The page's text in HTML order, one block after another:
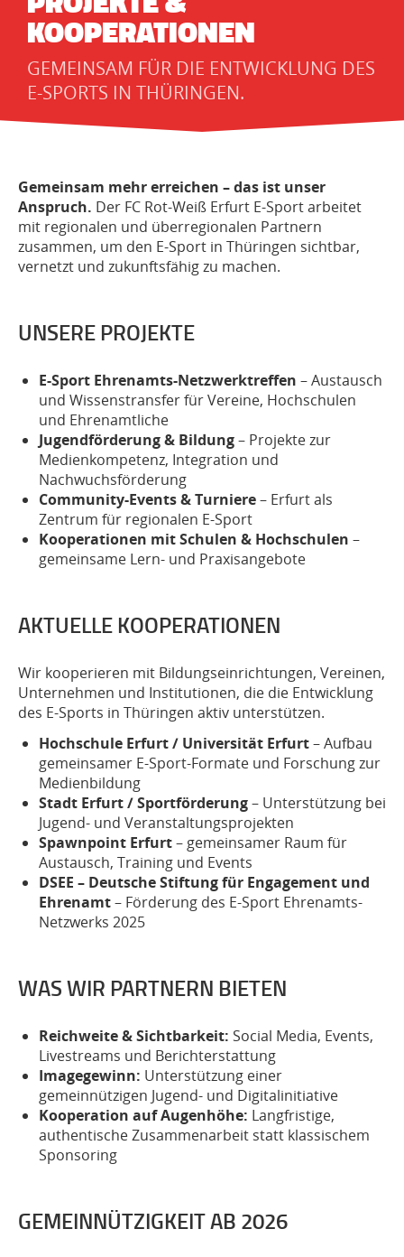
KOOPERATIONEN
GEMEINSAM FÜR DIE ENTWICKLUNG DES
E-SPORTS IN THÜRINGEN.
Gemeinsam mehr erreichen – das ist unser
Anspruch. Der FC Rot-Weiß Erfurt E-Sport arbeitet
mit regionalen und überregionalen Partnern
zusammen, um den E-Sport in Thüringen sichtbar,
vernetzt und zukunftsfähig zu machen.
UNSERE PROJEKTE
E-Sport Ehrenamts-Netzwerktreffen – Austausch
und Wissenstransfer für Vereine, Hochschulen
und Ehrenamtliche
Jugendförderung & Bildung– Projekte zur
Medienkompetenz, Integration und
Nachwuchsförderung
Community-Events & Turniere– Erfurt als
Zentrum für regionalen E-Sport
Kooperationen mit Schulen & Hochschulen –
gemeinsame Lern- und Praxisangebote
AKTUELLE KOOPERATIONEN
Wir kooperieren mit Bildungseinrichtungen, Vereinen,
Unternehmen und Institutionen, die die Entwicklung
des E-Sports in Thüringen aktiv unterstützen.
Hochschule Erfurt / Universität Erfurt– Aufbau
gemeinsamer E-Sport-Formate und Forschung zur
Medienbildung
Stadt Erfurt / Sportförderung– Unterstützung bei
Jugend- und Veranstaltungsprojekten
Spawnpoint Erfurt– gemeinsamer Raum für
Austausch, Training und Events
DSEE – Deutsche Stiftung für Engagement und
Ehrenamt– Förderung des E-Sport Ehrenamts-
Netzwerks 2025
WAS WIR PARTNERN BIETEN
Reichweite & Sichtbarkeit: Social Media, Events,
Livestreams und Berichterstattung
Imagegewinn: Unterstützung einer
gemeinnützigen Jugend- und Digitalinitiative
Kooperation auf Augenhöhe: Langfristige,
authentische Zusammenarbeit statt klassischem
Sponsoring
GEMEINNÜTZIGKEIT AB 2026